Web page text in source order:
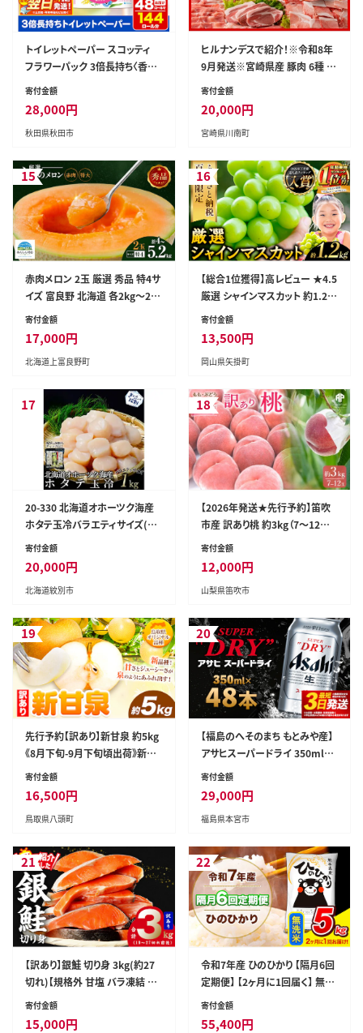
トイレットペーパー スコッティ
フラワーパック 3倍長持ち〈香り
付〉4ロール(ダブル)×12パック
ィ フラワーパック トイレットペ
ーパー 日本製紙クレシア]
寄付金額
28,000円
秋田県秋田市
ヒルナンデスで紹介！※令和8年
9月発送※宮崎県産 豚肉 6種 4.
1kg 【 国産 宮崎県産 肉 豚肉 ぶ
ミヤチク 】［D00634r809］
寄付金額
20,000円
宮崎県川南町
15
赤肉メロン 2玉 厳選 秀品 特4サ
イズ 富良野 北海道 各2kg～2.6
kg 2玉 セット ファーム富良野 メ
ーツ デザート 旬の果物 旬のフ
ルーツ
寄付金額
17,000円
北海道上富良野町
16
【総合1位獲得】高レビュー ★4.5
厳選 シャインマスカット 約1.2k
g 《2026年9月上旬-11月中旬頃
ンマスカット ぶどう シャインマス
カット ブドウ フルーツ 大粒 ラン
ット 先行予約 岡山県産 シャイン
マスカット 訳あり シャインマスカ
ット シャインマスカット シャイン
マスカット シャインマスカット シ
ャインマスカット シャインマスカ
ット シャインマスカット ---ofn_c
wsmx_ae911_26_13500_h2-
--
寄付金額
13,500円
岡山県矢掛町
17
20-330 北海道オホーツク海産
ホタテ玉冷バラエティサイズ(1k
g)｜ 訳あり サイズ不揃い
寄付金額
20,000円
北海道紋別市
18
【2026年発送★先行予約】笛吹
市産 訳あり桃 約3kg（7～12玉）
205-003-26y
寄付金額
12,000円
山梨県笛吹市
19
先行予約【訳あり】新甘泉 約5kg
《8月下旬-9月下旬頃出荷》新甘
泉 梨 訳あり ご家庭用 鳥取県 八
送料無料 果汁 デザート 八頭 ---
yazu_zsy_75_5kg---
寄付金額
16,500円
鳥取県八頭町
20
【福島のへそのまち もとみや産】
アサヒスーパードライ 350ml×
48本 2ケース【07214-0040】
寄付金額
29,000円
福島県本宮市
21
【訳あり】銀鮭 切り身 3kg(約27
切れ)【規格外 甘塩 バラ凍結 海
鮮 魚介 鮭 さけ しゃけ お弁当
寄付金額
15,000円
22
令和7年産 ひのひかり 【隔月6回
定期便】 【2ヶ月に1回届く】 無洗
米 5kg (5kg×1袋) 計6回お届
寄付金額
55,400円